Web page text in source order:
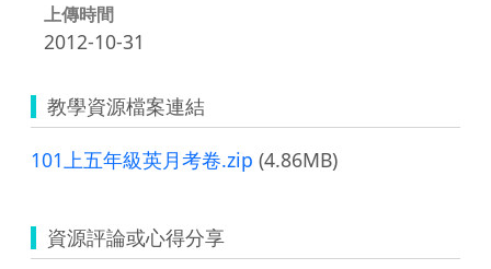
上傳時間
2012-10-31
教學資源檔案連結
101上五年級英月考卷.zip (4.86MB)
資源評論或心得分享